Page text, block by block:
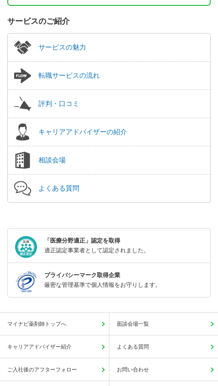
サービスのご紹介
サービスの魅力
転職サービスの流れ
評判・口コミ
キャリアアドバイザーの紹介
相談会場
よくある質問
「医療分野適正」認定を取得
適正認定事業者として認定されました。
プライバシーマーク取得企業
厳密な管理基準で個人情報をお守りします。
マイナビ薬剤師トップへ 面談会場一覧
キャリアアドバイザー紹介 よくある質問
ご入社後のアフターフォロー お問い合わせ